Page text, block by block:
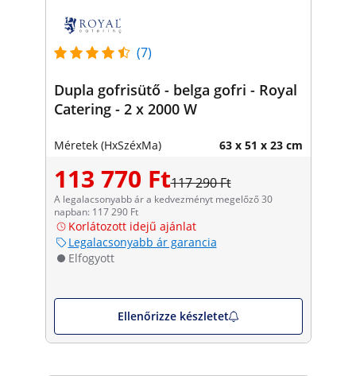
(7)
Dupla gofrisütő - belga gofri - Royal
Catering - 2 x 2000 W
Méretek (HxSzéxMa) 63 x 51 x 23 cm
113 770 Ft117 290 Ft
A legalacsonyabb ár a kedvezményt megelőző 30
napban: 117 290 Ft
Korlátozott idejű ajánlat
Legalacsonyabb ár garancia
Elfogyott
Ellenőrizze készletet